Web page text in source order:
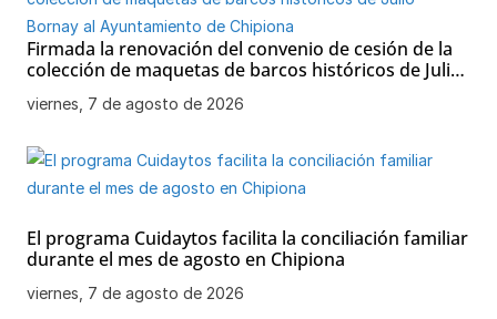
Firmada la renovación del convenio de cesión de la
colección de maquetas de barcos históricos de Julio
Bornay al Ayuntamiento de Chipiona
viernes, 7 de agosto de 2026
El programa Cuidaytos facilita la conciliación familiar
durante el mes de agosto en Chipiona
viernes, 7 de agosto de 2026